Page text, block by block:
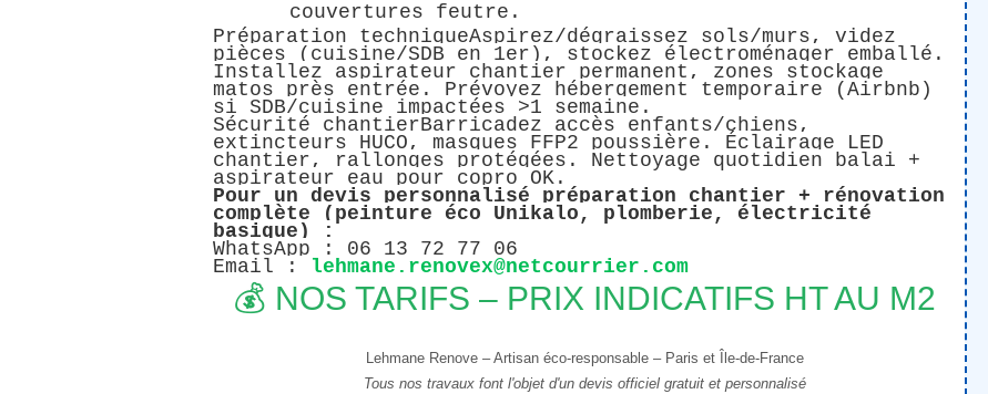
couvertures feutre.
Préparation techniqueAspirez/dégraissez sols/murs, videz
pièces (cuisine/SDB en 1er), stockez électroménager emballé.
Installez aspirateur chantier permanent, zones stockage
matos près entrée. Prévoyez hébergement temporaire (Airbnb)
si SDB/cuisine impactées >1 semaine.
Sécurité chantierBarricadez accès enfants/chiens,
extincteurs HUCO, masques FFP2 poussière. Éclairage LED
chantier, rallonges protégées. Nettoyage quotidien balai +
aspirateur eau pour copro OK.
Pour un devis personnalisé préparation chantier + rénovation
complète (peinture éco Unikalo, plomberie, électricité
basique) :
WhatsApp : 06 13 72 77 06
Email : lehmane.renovex@netcourrier.com
💰 NOS TARIFS – PRIX INDICATIFS HT AU M2
Lehmane Renove – Artisan éco-responsable – Paris et Île-de-France
Tous nos travaux font l'objet d'un devis officiel gratuit et personnalisé